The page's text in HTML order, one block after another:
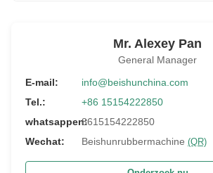
Mr. Alexey Pan
General Manager
E-mail:
info@beishunchina.com
Tel.:
+86 15154222850
whatsappen:8615154222850
Wechat:
Beishunrubbermachine (QR)